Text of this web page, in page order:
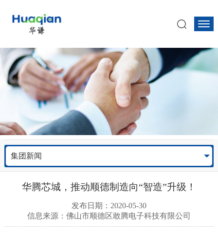
集团新闻
华腾芯城，推动顺德制造向“智造”升级！
发布日期：2020-05-30
信息来源：佛山市顺德区敢腾电子科技有限公司